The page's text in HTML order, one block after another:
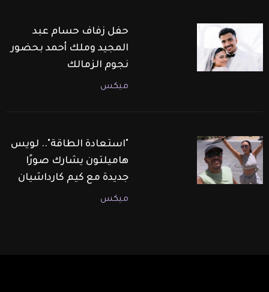
حفل زفاف حسام عبد
المجيد وملك أحمد بحضور
نجوم الزمالك
ميكس
"استعادة الطاقة".. لويس
هاميلتون يشارك صورًا
جديدة مع كيم كارداشيان
ميكس